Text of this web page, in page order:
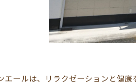
エールは、リラクゼーションと健